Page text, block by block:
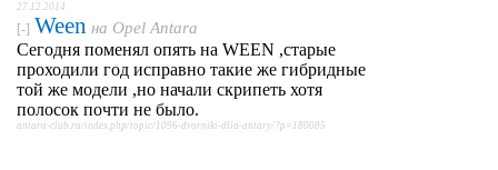
27.12.2014
[-] Ween на Opel Antara
Сегодня поменял опять на WEEN ,старые
проходили год исправно такие же гибридные
той же модели ,но начали скрипеть хотя
полосок почти не было.
antara-club.ru/index.php/topic/1096-dvorniki-dlia-antary/?p=180085